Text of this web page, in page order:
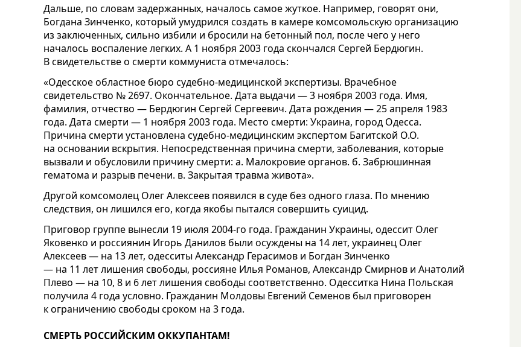
Дальше, по словам задержанных, началось самое жуткое. Например, говорят они,
Богдана Зинченко, который умудрился создать в камере комсомольскую организацию
из заключенных, сильно избили и бросили на бетонный пол, после чего у него
началось воспаление легких. А 1 ноября 2003 года скончался Сергей Бердюгин.
В свидетельстве о смерти коммуниста отмечалось:
«Одесское областное бюро судебно-медицинской экспертизы. Врачебное
свидетельство № 2697. Окончательное. Дата выдачи — 3 ноября 2003 года. Имя,
фамилия, отчество — Бердюгин Сергей Сергеевич. Дата рождения — 25 апреля 1983
года. Дата смерти — 1 ноября 2003 года. Место смерти: Украина, город Одесса.
Причина смерти установлена судебно-медицинским экспертом Багитской О.О.
на основании вскрытия. Непосредственная причина смерти, заболевания, которые
вызвали и обусловили причину смерти: а. Малокровие органов. б. Забрюшинная
гематома и разрыв печени. в. Закрытая травма живота».
Другой комсомолец Олег Алексеев появился в суде без одного глаза. По мнению
следствия, он лишился его, когда якобы пытался совершить суицид.
Приговор группе вынесли 19 июля 2004-го года. Гражданин Украины, одессит Олег
Яковенко и россиянин Игорь Данилов были осуждены на 14 лет, украинец Олег
Алексеев — на 13 лет, одесситы Александр Герасимов и Богдан Зинченко
— на 11 лет лишения свободы, россияне Илья Романов, Александр Смирнов и Анатолий
Плево — на 10, 8 и 6 лет лишения свободы соответственно. Одесситка Нина Польская
получила 4 года условно. Гражданин Молдовы Евгений Семенов был приговорен
к ограничению свободы сроком на 3 года.
СМЕРТЬ РОССИЙСКИМ ОККУПАНТАМ!